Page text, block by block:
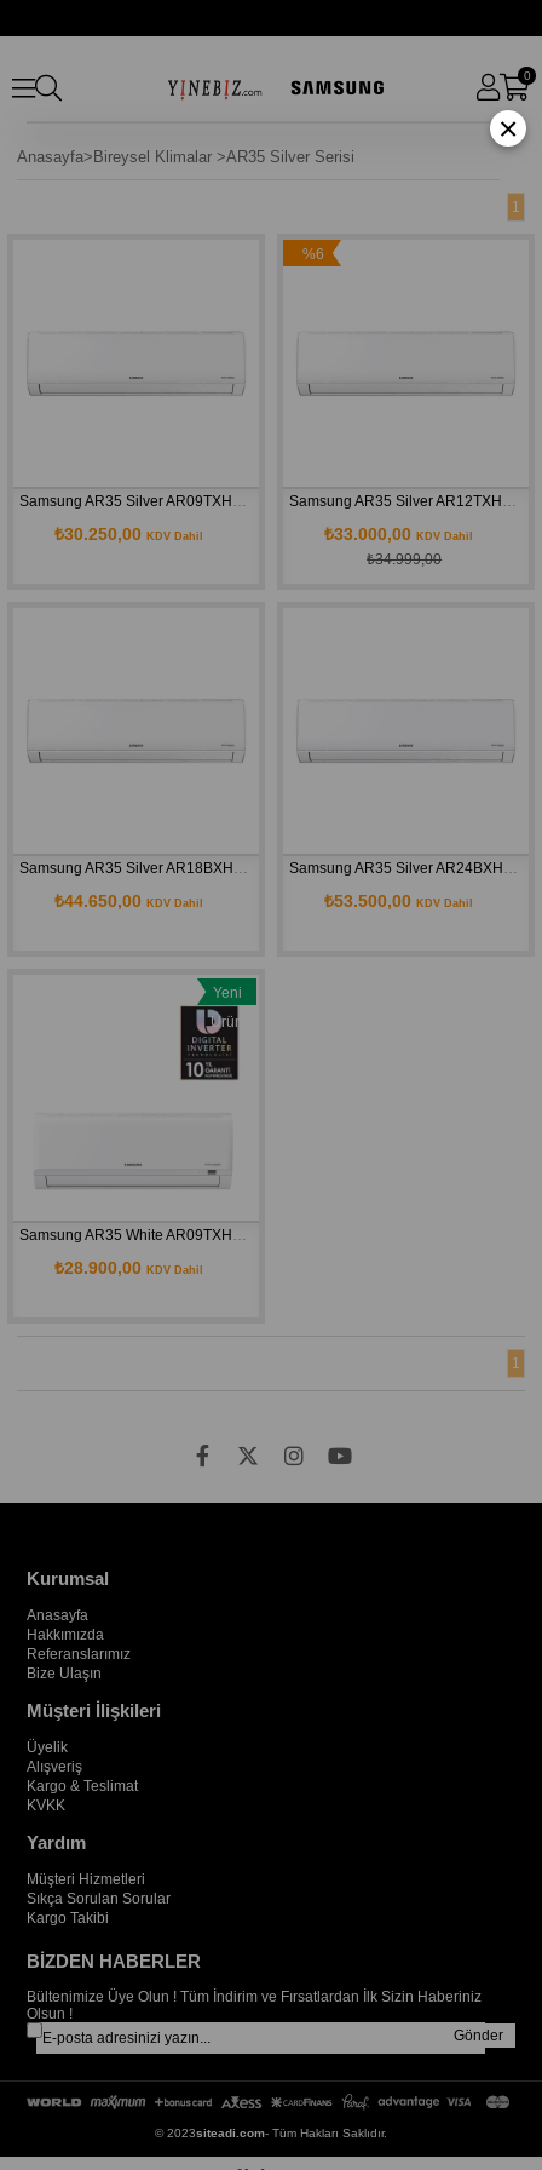
0
Anasayfa> Bireysel Klimalar>AR35 Silver Serisi
1
₺30.250,00 KDV Dahil ₺33.000,00 KDV Dahil
₺34.999,00
%6
₺44.650,00 KDV Dahil ₺53.500,00 KDV Dahil
₺28.900,00 KDV Dahil
Yeni
Ürün
1
Kurumsal
Anasayfa
Hakkımızda
Referanslarımız
Bize Ulaşın
Müşteri İlişkileri
Üyelik
Alışveriş
Kargo & Teslimat
KVKK
Yardım
Müşteri Hizmetleri
Sıkça Sorulan Sorular
Kargo Takibi
BİZDEN HABERLER
Bültenimize Üye Olun ! Tüm İndirim ve Fırsatlardan İlk Sizin Haberiniz
Olsun !
Gönder
© 2023siteadi.com- Tüm Hakları Saklıdır.
×